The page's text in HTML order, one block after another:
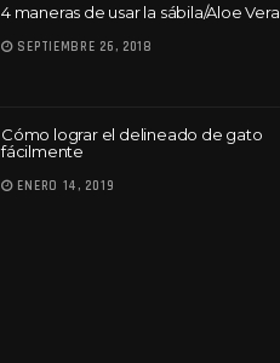
4 maneras de usar la sábila/Aloe Vera
SEPTIEMBRE 26, 2018
Cómo lograr el delineado de gato
fácilmente
ENERO 14, 2019